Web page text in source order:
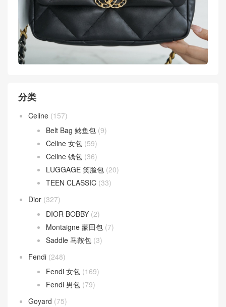
分类
Celine (157)
Belt Bag 鲶鱼包 (9)
Celine 女包 (59)
Celine 钱包 (36)
LUGGAGE 笑脸包 (20)
TEEN CLASSIC (33)
Dior (327)
DIOR BOBBY (2)
Montaigne 蒙田包 (7)
Saddle 马鞍包 (3)
Fendi (248)
Fendi 女包 (169)
Fendi 男包 (79)
Goyard (75)